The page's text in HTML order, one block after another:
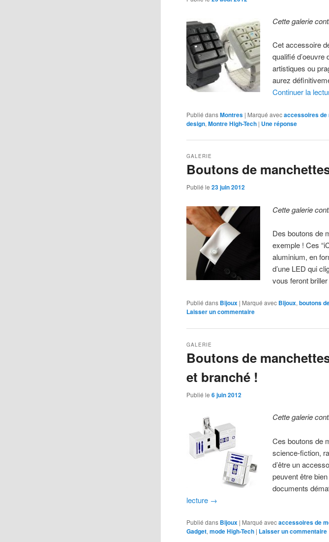
Cette galerie
Cet accessoire
qualifié
artistiques ou
aurez
Continuer la
Publié dans Montres | Marqué avec accessoires de
design,Montre High-Tech | Uneréponse
Boutons de
GALERIE
Publié le23 juin 2012
Cette galerie
Des boutons de
exemple ! Ces
aluminium, en
d’une LED qui
vous feront
Publié dans Bijoux | Marqué avec Bijoux,boutons
Laisser un commentaire
Boutons de
et branché !
GALERIE
Publié le6 juin 2012
Cette galerie
Ces boutons de
science-fiction,
d’être un
peuvent être
documents
lecture →
Publié dans Bijoux | Marqué avec accessoires de
Gadget,mode High-Tech | Laisser un commentaire